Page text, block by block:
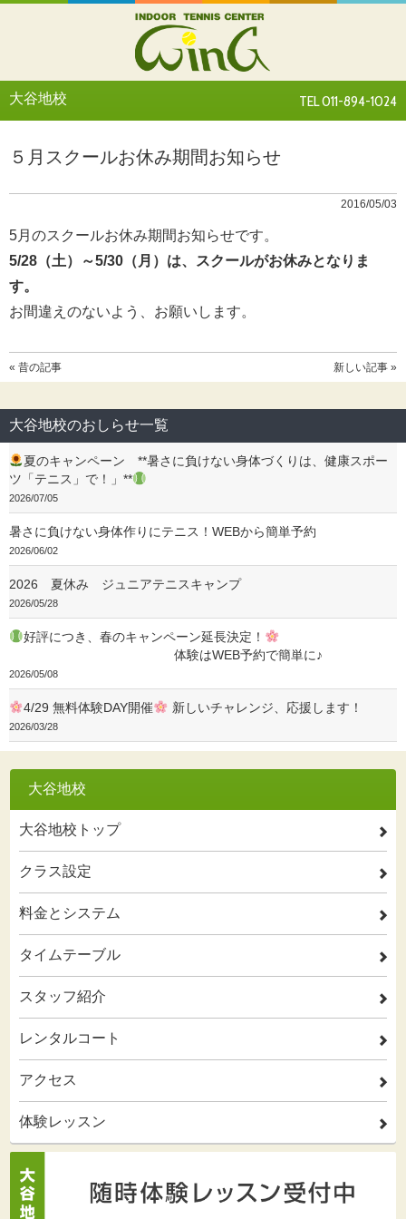
大谷地校 TEL 011-894-1024
５月スクールお休み期間お知らせ
2016/05/03
5月のスクールお休み期間お知らせです。
5/28（土）～5/30（月）は、スクールがお休みとなりま
す。
お間違えのないよう、お願いします。
« 昔の記事 新しい記事 »
大谷地校のおしらせ一覧
夏のキャンペーン **暑さに負けない身体づくりは、健康スポー
ツ「テニス」で！」**
2026/07/05
暑さに負けない身体作りにテニス！WEBから簡単予約
2026/06/02
2026 夏休み ジュニアテニスキャンプ
2026/05/28
好評につき、春のキャンペーン延長決定！
体験はWEB予約で簡単に♪
2026/05/08
4/29 無料体験DAY開催 新しいチャレンジ、応援します！
2026/03/28
大谷地校
大谷地校トップ 2
クラス設定 2
料金とシステム 2
タイムテーブル 2
スタッフ紹介 2
レンタルコート 2
アクセス 2
体験レッスン 2